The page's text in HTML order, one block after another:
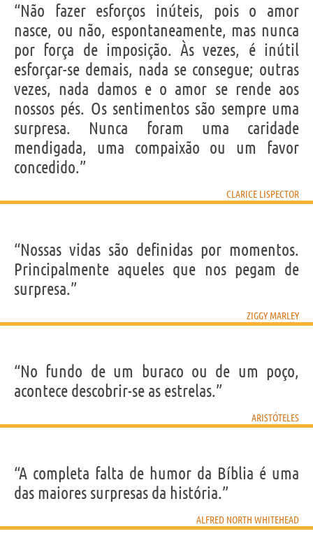
“Não fazer esforços inúteis, pois o amor
nasce, ou não, espontaneamente, mas nunca
por força de imposição. Às vezes, é inútil
esforçar-se demais, nada se consegue; outras
vezes, nada damos e o amor se rende aos
nossos pés. Os sentimentos são sempre uma
surpresa. Nunca foram uma caridade
mendigada, uma compaixão ou um favor
concedido.”
CLARICE LISPECTOR
“Nossas vidas são definidas por momentos.
Principalmente aqueles que nos pegam de
surpresa.”
ZIGGY MARLEY
“No fundo de um buraco ou de um poço,
acontece descobrir-se as estrelas.”
ARISTÓTELES
“A completa falta de humor da Bíblia é uma
das maiores surpresas da história.”
ALFRED NORTH WHITEHEAD